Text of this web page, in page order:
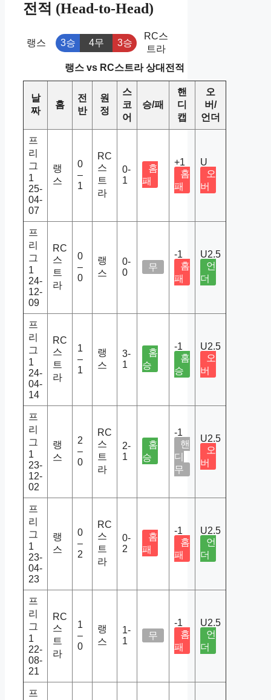
전적 (Head-to-Head)
랭스 3승 4무 3승
RC스
트라
랭스 vs RC스트라 상대전적
날
짜
홈
전
반
원
정
스
코
어
승/패
핸
디
캡
오
버/
언더
프
리
그
1
25-
04-
07
랭
스
0
–
1
RC
스
트
라
0-
1
홈
패
+1
홈
패
U
오
버
프
리
그
1
24-
12-
09
RC
스
트
라
0
–
0
랭
스
0-
0
무
-1
홈
패
U2.5
언
더
프
리
그
1
24-
04-
14
RC
스
트
라
1
–
1
랭
스
3-
1
홈
승
-1
홈
승
U2.5
오
버
프
리
그
1
23-
12-
02
랭
스
2
–
0
RC
스
트
라
2-
1
홈
승
-1
핸
디
무
U2.5
오
버
프
리
그
1
23-
04-
23
랭
스
0
–
2
RC
스
트
라
0-
2
홈
패
-1
홈
패
U2.5
언
더
프
리
그
1
22-
08-
21
RC
스
트
라
1
–
0
랭
스
1-
1
무
-1
홈
패
U2.5
언
더
프